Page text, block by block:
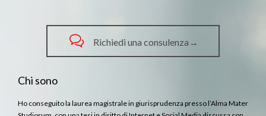
 Richiedi una consulenza→
Chi sono
Ho conseguito la laurea magistrale in giurisprudenza presso l’Alma Mater